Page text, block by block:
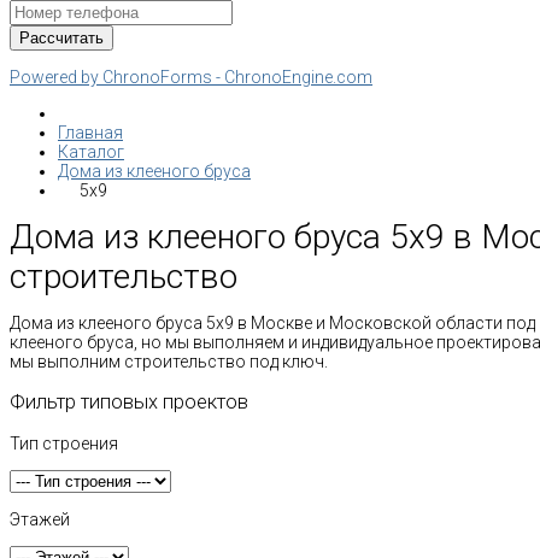
Powered by ChronoForms - ChronoEngine.com
Главная
Каталог
Дома из клееного бруса
5x9
Дома из клееного бруса 5х9 в
строительство
Дома из клееного бруса 5х9 в Москве и Московской области
клееного бруса, но мы выполняем и индивидуальное
мы выполним строительство под ключ.
Фильтр типовых проектов
Тип строения
Этажей